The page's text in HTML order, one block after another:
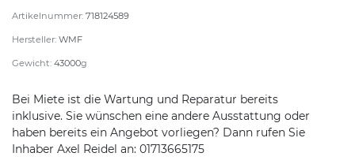
Artikelnummer: 718124589
Hersteller: WMF
Gewicht: 43000g
Bei Miete ist die Wartung und Reparatur bereits
inklusive. Sie wünschen eine andere Ausstattung oder
haben bereits ein Angebot vorliegen? Dann rufen Sie
Inhaber Axel Reidel an: 01713665175